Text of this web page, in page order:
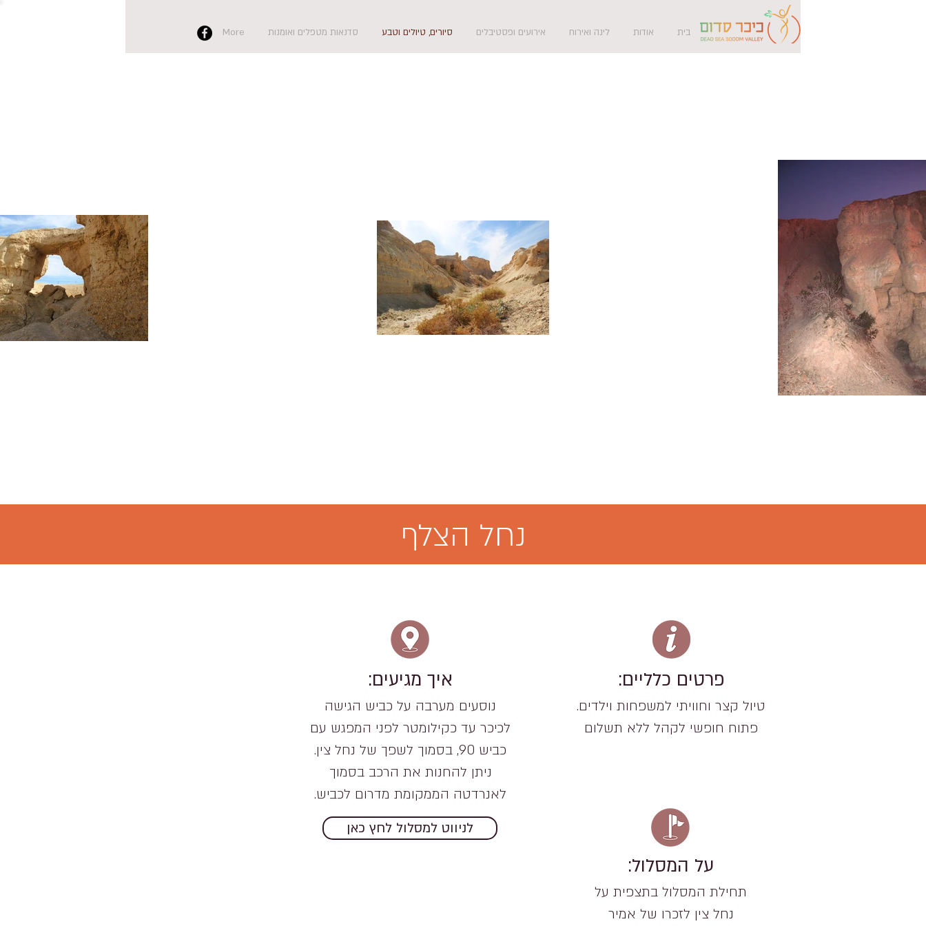
בית אודות לינה ואירוח אירועים ופסטיבלים סיורים, טיולים וטבע סדנאות מטפלים ואומנות More
נחל הצלף
איך מגיעים:
נוסעים מערבה על כביש הגישה
לכיכר עד כקילומטר לפני המפגש עם
כביש 90, בסמוך לשפך של נחל צין.
ניתן להחנות את הרכב בסמוך
לאנרדטה הממקומת מדרום לכביש.
לניווט למסלול לחץ כאן
פרטים כלליים:
טיול קצר וחוויתי למשפחות וילדים.
פתוח חופשי לקהל ללא תשלום
על המסלול:
תחילת המסלול בתצפית על
נחל צין לזכרו של אמיר